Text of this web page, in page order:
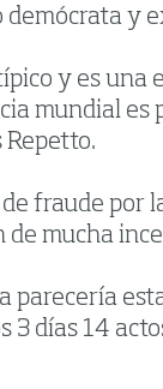
y
y es
mundial
fraude por
de mucha
días 14